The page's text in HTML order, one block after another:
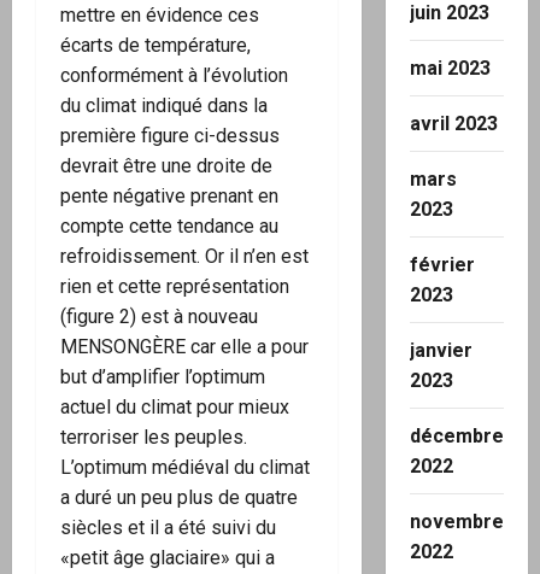
mettre en évidence ces
écarts de température,
conformément à l’évolution
du climat indiqué dans la
première figure ci-dessus
devrait être une droite de
pente négative prenant en
compte cette tendance au
refroidissement. Or il n’en est
rien et cette représentation
(figure 2) est à nouveau
MENSONGÈRE car elle a pour
but d’amplifier l’optimum
actuel du climat pour mieux
terroriser les peuples.
L’optimum médiéval du climat
a duré un peu plus de quatre
siècles et il a été suivi du
«petit âge glaciaire» qui a
juin 2023
mai 2023
avril 2023
mars
2023
février
2023
janvier
2023
décembre
2022
novembre
2022